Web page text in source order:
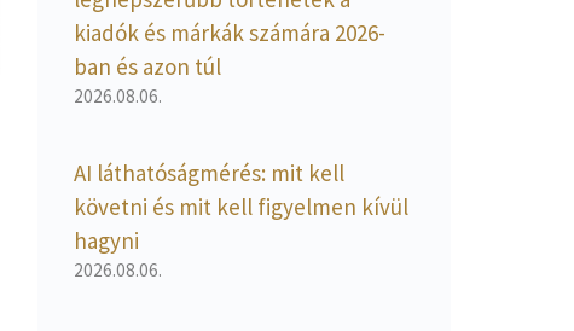
kiadók és márkák számára 2026-
ban és azon túl
2026.08.06.
AI láthatóságmérés: mit kell
követni és mit kell figyelmen kívül
hagyni
2026.08.06.